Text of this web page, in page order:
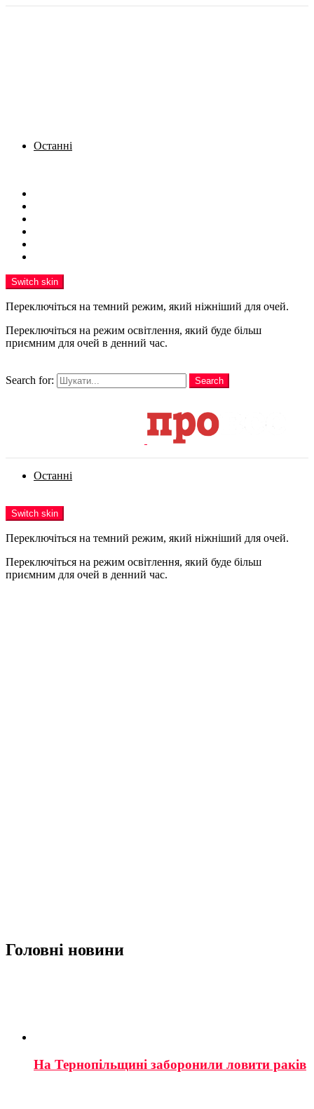
Останні
Switch skin
Переключіться на темний режим, який ніжніший для очей.
Переключіться на режим освітлення, який буде більш
приємним для очей в денний час.
Search for:
Search
Останні
Switch skin
Переключіться на темний режим, який ніжніший для очей.
Переключіться на режим освітлення, який буде більш
приємним для очей в денний час.
Головні новини
На Тернопільщині заборонили ловити раків